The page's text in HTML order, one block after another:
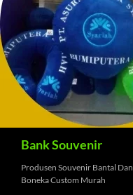
Bank Souvenir
Produsen Souvenir Bantal Dan
Boneka Custom Murah